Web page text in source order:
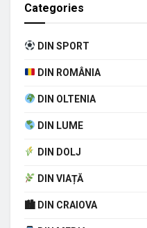
Categories
DIN SPORT
DIN ROMÂNIA
DIN OLTENIA
DIN LUME
DIN DOLJ
DIN VIAȚĂ
🏙 DIN CRAIOVA